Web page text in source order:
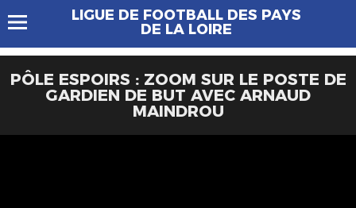
LIGUE DE FOOTBALL DES PAYS
DE LA LOIRE
PÔLE ESPOIRS : ZOOM SUR LE POSTE DE
GARDIEN DE BUT AVEC ARNAUD
MAINDROU